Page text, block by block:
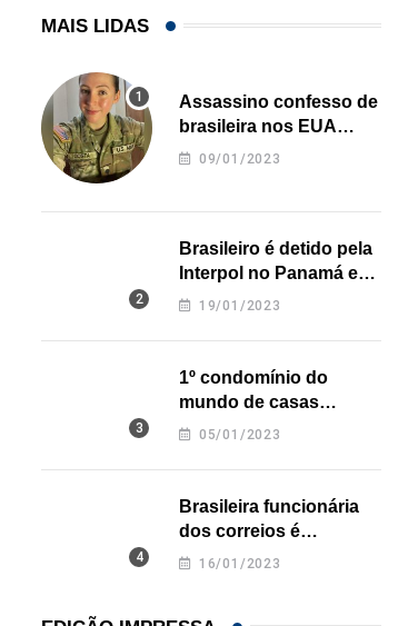
Influenciadora evangélica de Orlando (FL)
MAIS LIDAS
Assassino confesso de
brasileira nos EUA
revela onde deixou o
09/01/2023
Brasileiro é detido pela
Interpol no Panamá e
pode pegar prisão
19/01/2023
1º condomínio do
mundo de casas
impressas em 3D é
05/01/2023
Brasileira funcionária
dos correios é
assassinada a facadas
16/01/2023